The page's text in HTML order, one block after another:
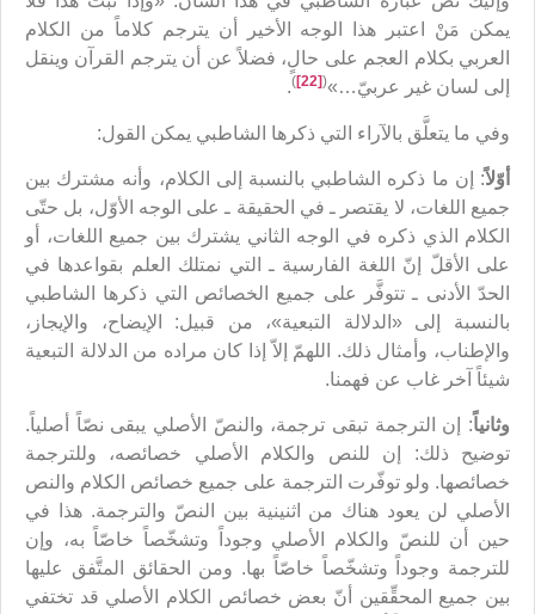
يمكن مَنْ اعتبر هذا الوجه الأخير أن يترجم كلاماً من الكلام
العربي بكلام العجم على حالٍ، فضلاً عن أن يترجم القرآن وينقل
إلى لسان غير عربيّ…»(
[22]
)
.
وفي ما يتعلَّق بالآراء التي ذكرها الشاطبي يمكن القول:
أوّلاً: إن ما ذكره الشاطبي بالنسبة إلى الكلام، وأنه مشترك بين
جميع اللغات، لا يقتصر ـ في الحقيقة ـ على الوجه الأوّل، بل حتّى
الكلام الذي ذكره في الوجه الثاني يشترك بين جميع اللغات، أو
على الأقلّ إنّ اللغة الفارسية ـ التي نمتلك العلم بقواعدها في
الحدّ الأدنى ـ تتوفَّر على جميع الخصائص التي ذكرها الشاطبي
بالنسبة إلى «الدلالة التبعية»، من قبيل: الإيضاح، والإيجاز،
والإطناب، وأمثال ذلك. اللهمّ إلاّ إذا كان مراده من الدلالة التبعية
شيئاً آخر غاب عن فهمنا.
وثانياً: إن الترجمة تبقى ترجمة، والنصّ الأصلي يبقى نصّاً أصلياً.
توضيح ذلك: إن للنص والكلام الأصلي خصائصه، وللترجمة
خصائصها. ولو توفّرت الترجمة على جميع خصائص الكلام والنص
الأصلي لن يعود هناك من اثنينية بين النصّ والترجمة. هذا في
حين أن للنصّ والكلام الأصلي وجوداً وتشخّصاً خاصّاً به، وإن
للترجمة وجوداً وتشخّصاً خاصّاً بها. ومن الحقائق المتَّفق عليها
بين جميع المحقِّقين أنّ بعض خصائص الكلام الأصلي قد تختفي